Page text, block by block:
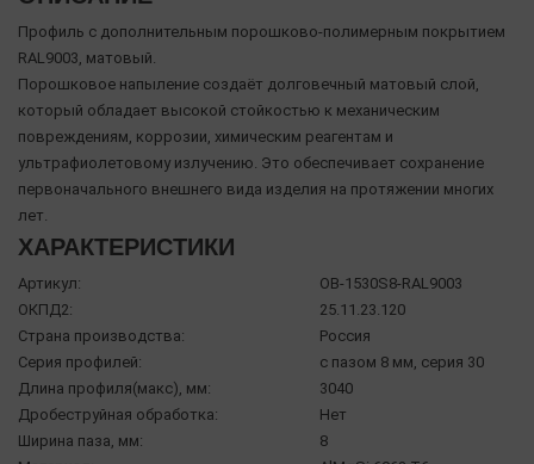
Профиль с дополнительным порошково-полимерным покрытием
RAL9003, матовый.
Порошковое напыление создаёт долговечный матовый слой,
который обладает высокой стойкостью к механическим
повреждениям, коррозии, химическим реагентам и
ультрафиолетовому излучению. Это обеспечивает сохранение
первоначального внешнего вида изделия на протяжении многих
лет.
ХАРАКТЕРИСТИКИ
Артикул:
OB-1530S8-RAL9003
ОКПД2:
25.11.23.120
Страна производства:
Россия
Серия профилей:
с пазом 8 мм, серия 30
Длина профиля(макс), мм:
3040
Дробеструйная обработка:
Нет
Ширина паза, мм:
8